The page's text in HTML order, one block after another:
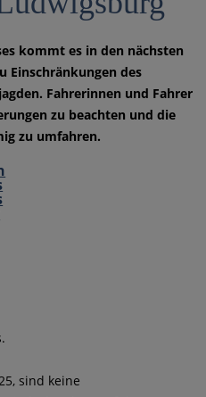
kommt es in den nächsten
Einschränkungen des
Fahrerinnen und Fahrer
zu beachten und die
zu umfahren.
sind keine